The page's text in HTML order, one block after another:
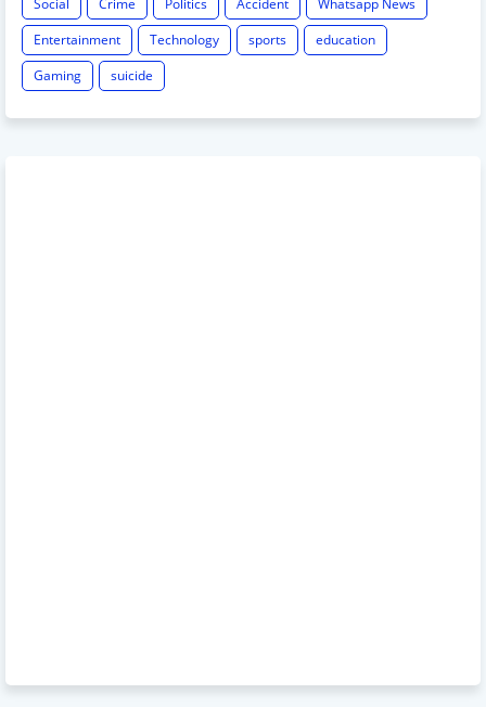
Entertainment
Technology sports
education
Gaming
suicide